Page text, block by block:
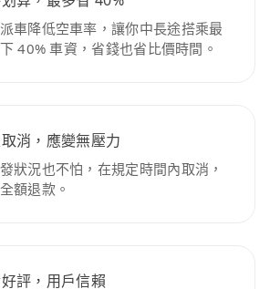
車降低空車率，讓你中長途搭乘最
40% 車資，省錢也省比價時間。
消，應變無壓力
狀況也不怕，在規定時間內取消，
額退款。
評，用戶信賴